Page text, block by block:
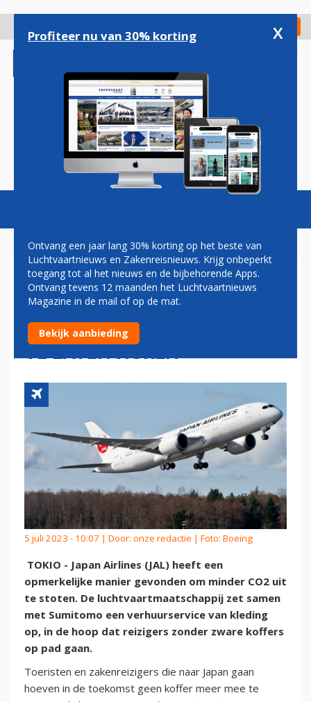
gaan
Check in
Magazine Podcasts Vacatures
JAPAN AIRLINES WIL
UITSTOOT VERMINDEREN
DOOR PASSAGIERS KLEDING
TE LATEN HUREN
5 juli 2023 - 10:07 | Door: onze redactie | Foto: Boeing
TOKIO - Japan Airlines (JAL) heeft een
opmerkelijke manier gevonden om minder CO2 uit
te stoten. De luchtvaartmaatschappij zet samen
met Sumitomo een verhuurservice van kleding
op, in de hoop dat reizigers zonder zware koffers
op pad gaan.
Toeristen en zakenreizigers die naar Japan gaan
hoeven in de toekomst geen koffer meer mee te
Profiteer nu van 30% korting x
Ontvang een jaar lang 30% korting op het beste van
Luchtvaartnieuws en Zakenreisnieuws. Krijg onbeperkt
toegang tot al het nieuws en de bijbehorende Apps.
Ontvang tevens 12 maanden het Luchtvaartnieuws
Magazine in de mail of op de mat.
Bekijk aanbieding